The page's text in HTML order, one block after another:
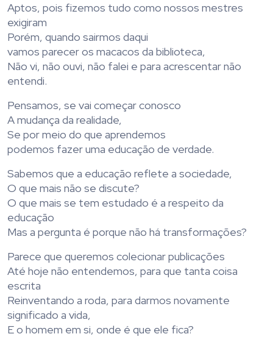
Aptos, pois fizemos tudo como nossos mestres
exigiram
Porém, quando sairmos daqui
vamos parecer os macacos da biblioteca,
Não vi, não ouvi, não falei e para acrescentar não
entendi.
Pensamos, se vai começar conosco
A mudança da realidade,
Se por meio do que aprendemos
podemos fazer uma educação de verdade.
Sabemos que a educação reflete a sociedade,
O que mais não se discute?
O que mais se tem estudado é a respeito da
educação
Mas a pergunta é porque não há transformações?
Parece que queremos colecionar publicações
Até hoje não entendemos, para que tanta coisa
escrita
Reinventando a roda, para darmos novamente
significado a vida,
E o homem em si, onde é que ele fica?